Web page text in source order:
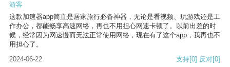
游客
这款加速器app简直是居家旅行必备神器，无论是看视频、玩游戏还是工
作办公，都能畅享高速网络，再也不用担心网速卡顿了。以前出差的时
候，经常因为网速慢而无法正常使用网络，现在有了这个app，我再也不
用担心了。
2024-06-22
支持[0] 反对[0]